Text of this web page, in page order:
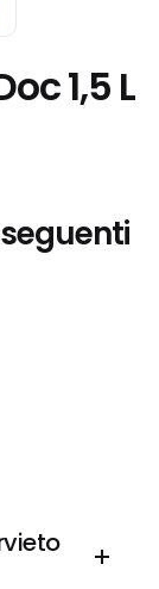
1,5 L